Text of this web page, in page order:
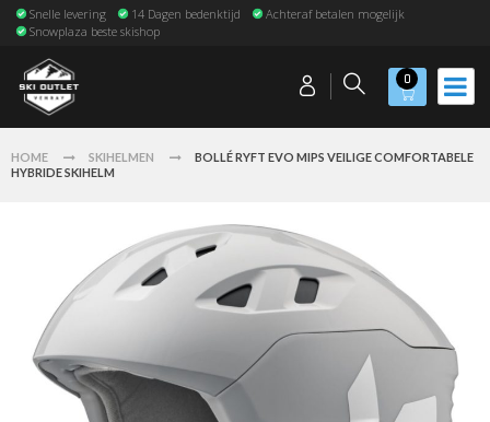
Snelle levering 14 Dagen bedenktijd
Achteraf betalen mogelijk
Snowplaza beste skishop
0
HOME SKIHELMEN
BOLLÉ RYFT EVO MIPS VEILIGE COMFORTABELE
HYBRIDE SKIHELM